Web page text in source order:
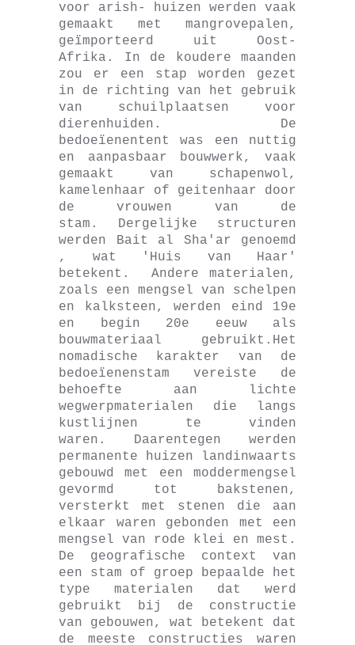
voor arish- huizen werden vaak
gemaakt met mangrovepalen,
geïmporteerd uit Oost-
Afrika. In de koudere maanden
zou er een stap worden gezet
in de richting van het gebruik
van schuilplaatsen voor
dierenhuiden. De
bedoeïenentent was een nuttig
en aanpasbaar bouwwerk, vaak
gemaakt van schapenwol,
kamelenhaar of geitenhaar door
de vrouwen van de
stam. Dergelijke structuren
werden Bait al Sha'ar genoemd
, wat 'Huis van Haar'
betekent. Andere materialen,
zoals een mengsel van schelpen
en kalksteen, werden eind 19e
en begin 20e eeuw als
bouwmateriaal gebruikt.Het
nomadische karakter van de
bedoeïenenstam vereiste de
behoefte aan lichte
wegwerpmaterialen die langs
kustlijnen te vinden
waren. Daarentegen werden
permanente huizen landinwaarts
gebouwd met een moddermengsel
gevormd tot bakstenen,
versterkt met stenen die aan
elkaar waren gebonden met een
mengsel van rode klei en mest.
De geografische context van
een stam of groep bepaalde het
type materialen dat werd
gebruikt bij de constructie
van gebouwen, wat betekent dat
de meeste constructies waren